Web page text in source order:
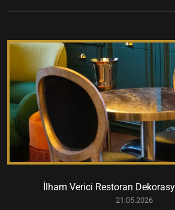
İlham Verici Restoran
21.05.2026